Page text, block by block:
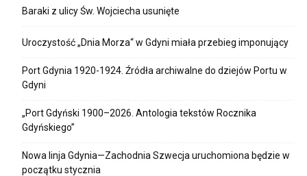
Baraki z ulicy Św. Wojciecha usunięte
Uroczystość „Dnia Morza“ w Gdyni miała przebieg imponujący
Port Gdynia 1920-1924. Źródła archiwalne do dziejów Portu w
Gdyni
„Port Gdyński 1900–2026. Antologia tekstów Rocznika
Gdyńskiego”
Nowa linja Gdynia—Zachodnia Szwecja uruchomiona będzie w
początku stycznia